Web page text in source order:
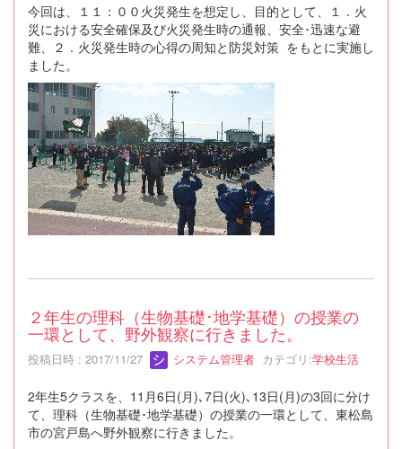
今回は、１１：００火災発生を想定し、目的として、１．火
災における安全確保及び火災発生時の通報、安全･迅速な避
難、２．火災発生時の心得の周知と防災対策 をもとに実施し
ました。
２年生の理科（生物基礎･地学基礎）の授業の
一環として、野外観察に行きました。
投稿日時 : 2017/11/27 システム管理者 カテゴリ:学校生活
2年生5クラスを、11月6日(月)､7日(火)､13日(月)の3回に分け
て、理科（生物基礎･地学基礎）の授業の一環として、東松島
市の宮戸島へ野外観察に行きました。